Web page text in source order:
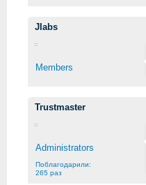
JIabs
Members
Trustmaster
Administrators
Поблагодарили:
265 раз